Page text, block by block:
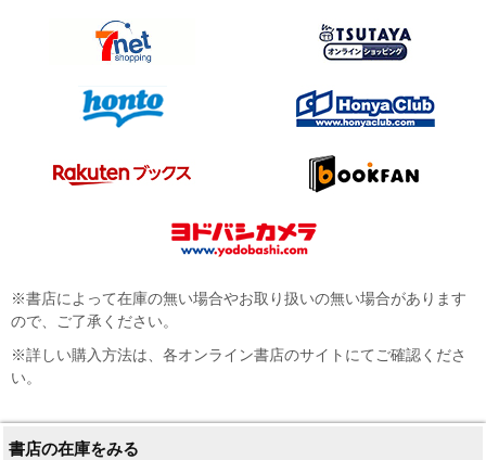
※書店によって在庫の無い場合やお取り扱いの無い場合があります
ので、ご了承ください。
※詳しい購入方法は、各オンライン書店のサイトにてご確認くださ
い。
書店の在庫をみる